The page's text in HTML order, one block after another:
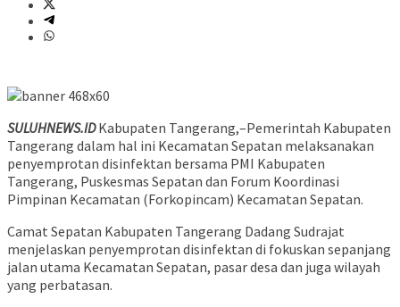
SULUHNEWS.IDKabupaten Tangerang,–Pemerintah Kabupaten
Tangerang dalam hal ini Kecamatan Sepatan melaksanakan
penyemprotan disinfektan bersama PMI Kabupaten
Tangerang, Puskesmas Sepatan dan Forum Koordinasi
Pimpinan Kecamatan (Forkopincam) Kecamatan Sepatan.
Camat Sepatan Kabupaten Tangerang Dadang Sudrajat
menjelaskan penyemprotan disinfektan di fokuskan sepanjang
jalan utama Kecamatan Sepatan, pasar desa dan juga wilayah
yang perbatasan.